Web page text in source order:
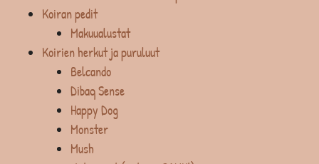
Koiran pedit
Makuualustat
Koirien herkut ja puruluut
Belcando
Dibaq Sense
Happy Dog
Monster
Mush